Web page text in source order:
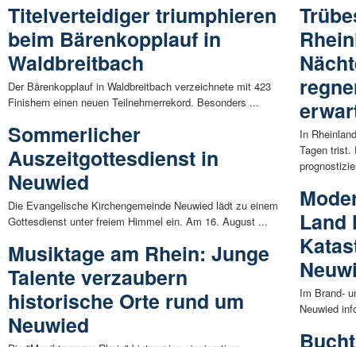
Titelverteidiger triumphieren
beim Bärenkopplauf in
Waldbreitbach
Der Bärenkopplauf in Waldbreitbach verzeichnete mit 423
Finishern einen neuen Teilnehmerrekord. Besonders ...
Sommerlicher
Auszeitgottesdienst in
Neuwied
Die Evangelische Kirchengemeinde Neuwied lädt zu einem
Gottesdienst unter freiem Himmel ein. Am 16. August ...
Musiktage am Rhein: Junge
Talente verzaubern
historische Orte rund um
Neuwied
In
Tagen trist.
Land
Im Brand-
Neuwied